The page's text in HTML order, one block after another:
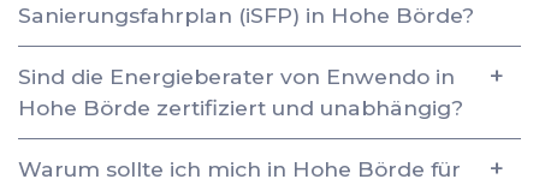
Sanierungsfahrplan (iSFP) in Hohe Börde?
Sind die Energieberater von Enwendo in
Hohe Börde zertifiziert und unabhängig?
Warum sollte ich mich in Hohe Börde für